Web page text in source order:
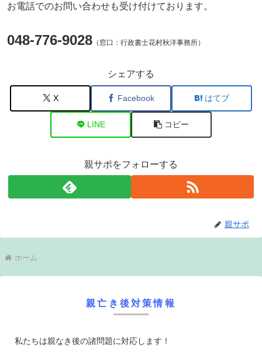
お電話でのお問い合わせも受け付けております。
048-776-9028 （窓口：行政書士花村秋洋事務所）
シェアする
X Facebook はてブ
LINE コピー
親サポをフォローする
親サポ
ホーム
親亡き後対策情報
私たちは親なき後の諸問題に対応します！